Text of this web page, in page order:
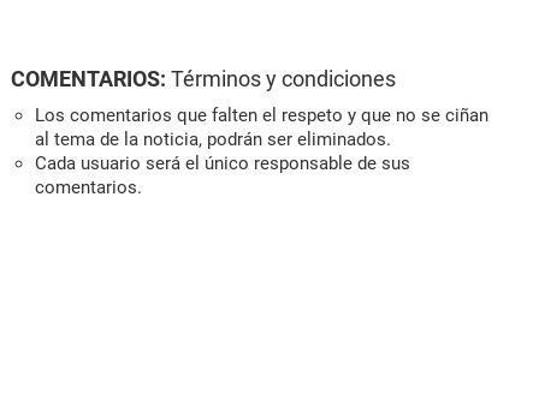
COMENTARIOS: Términos y condiciones
Los comentarios que falten el respeto y que no se ciñan
al tema de la noticia, podrán ser eliminados.
Cada usuario será el único responsable de sus
comentarios.